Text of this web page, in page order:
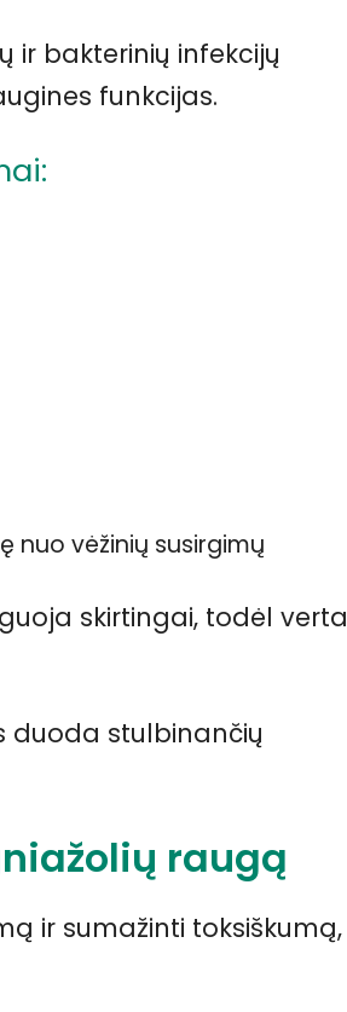
ir bakterinių infekcijų
funkcijas.
nuo vėžinių susirgimų
skirtingai, todėl verta
duoda stulbinančių
raugą
ir sumažinti toksiškumą,